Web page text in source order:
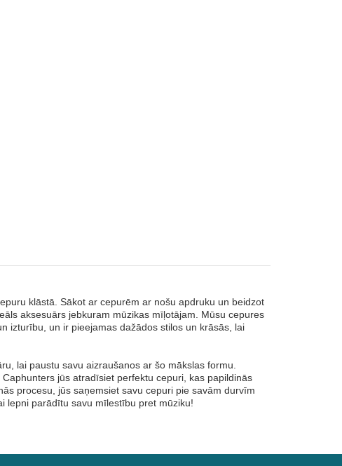
klāstā. Sākot ar cepurēm ar nošu apdruku un beidzot
aksesuārs jebkuram mūzikas mīļotājam. Mūsu cepures
izturību, un ir pieejamas dažādos stilos un krāsās, lai
lai paustu savu aizraušanos ar šo mākslas formu.
jūs atradīsiet perfektu cepuri, kas papildinās
procesu, jūs saņemsiet savu cepuri pie savām durvīm
lepni parādītu savu mīlestību pret mūziku!